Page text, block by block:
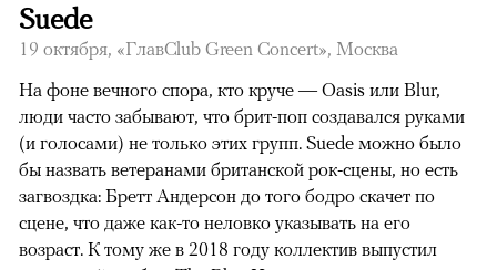
00:00 / 00:00
Suede
19 октября, «ГлавClub Green Concert», Москва
На фоне вечного спора, кто круче — Oasis или Blur,
люди часто забывают, что брит-поп создавался руками
(и голосами) не только этих групп. Suede можно было
бы назвать ветеранами британской рок-сцены, но есть
загвоздка: Бретт Андерсон до того бодро скачет по
сцене, что даже как-то неловко указывать на его
возраст. К тому же в 2018 году коллектив выпустил